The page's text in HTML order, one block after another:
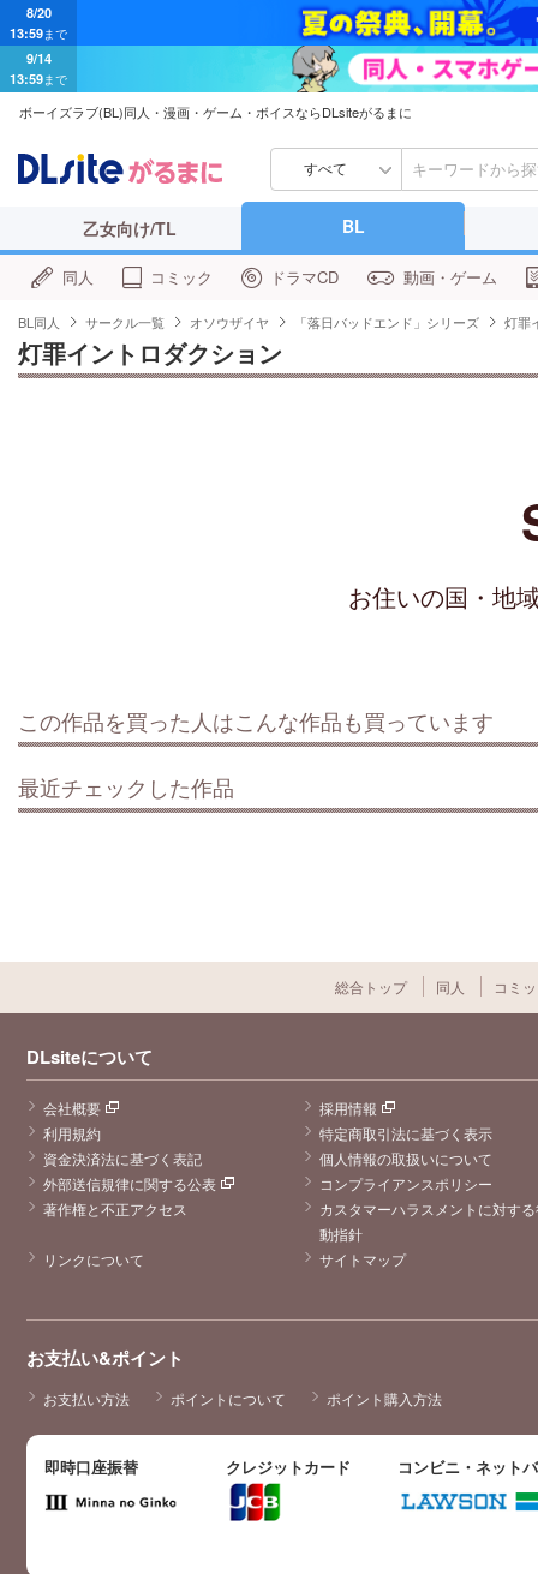
13:59まで
9/14
13:59まで
ボーイズラブ(BL)同人・漫画・ゲーム・ボイスならDLsiteがるまに
すべて
乙女向け/TL BL
同人 コミック ドラマCD 動画・ゲーム
BL同人 サークル一覧 オソウザイヤ 「落日バッドエンド」シリーズ 灯罪
灯罪イントロダクション
お住いの国・地
この作品を買った人はこんな作品も買っています
最近チェックした作品
総合トップ 同人 コミ
DLsiteについて
会社概要
採用情報
利用規約
特定商取引法に基づく表示
資金決済法に基づく表記
個人情報の取扱いについて
外部送信規律に関する公表
コンプライアンスポリシー
著作権と不正アクセス
カスタマーハラスメントに対す
動指針
リンクについて
サイトマップ
お支払い&ポイント
お支払い方法 ポイントについて ポイント購入方法
即時口座振替 クレジットカード コンビニ・ネット